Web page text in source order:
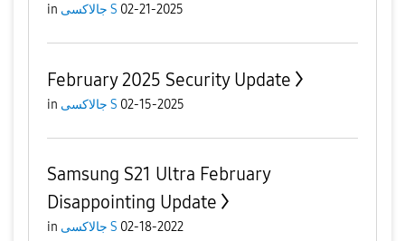
in جالاكسى S 02-21-2025
February 2025 Security Update
in جالاكسى S 02-15-2025
Samsung S21 Ultra February
Disappointing Update
in جالاكسى S 02-18-2022